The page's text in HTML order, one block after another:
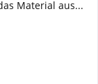
Material aus...